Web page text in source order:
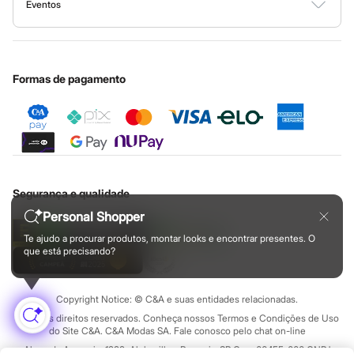
Masculino
Todos os produtos
Jeans
Feminino
Camisas
Jaquetas
Plus size
Saias
Infantil
Blusas e Camisas
Calças
Jaquetas
Saias
Vestidos e Macacões
Masculino
Bermudas
Calças
Camisas
Jaquetas
Personal Shopper
Te ajudo a procurar produtos, montar looks e encontrar presentes. O
que está precisando?
Privacidade
Configuração de cookies
Ouvidoria / Relatórios
Minha C&A
Cupons de desconto
Sobre o cartão presente
Nossas lojas
Central de ética
Eventos
Especial Dia dos Pais
Formas de pagamento
Segurança e qualidade
Copyright Notice: © C&A e suas entidades relacionadas.
Todos os direitos reservados. Conheça nossos Termos e Condições de Uso
do Site C&A. C&A Modas SA. Fale conosco pelo chat on-line
Alameda Araguaia, 1222, Alphaville - Barueri - SP Cep: 06455-000 CNPJ